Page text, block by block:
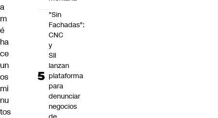
a
m
é
ha
ce
un
os
mi
nu
tos
"Sin
Fachadas":
CNC
y
SII
lanzan
plataforma
para
denunciar
negocios